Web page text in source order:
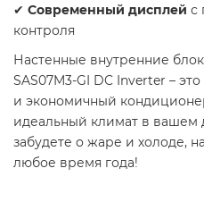
✔ Современный дисплей с
контроля
Настенные внутренние
SAS07M3-GI DC Inverter –
и экономичный
идеальный климат в
забудете о жаре и холоде,
любое время года!